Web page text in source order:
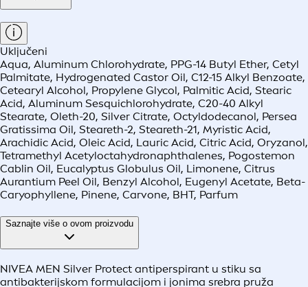
Uključeni
Aqua, Aluminum Chlorohydrate, PPG-14 Butyl Ether, Cetyl
Palmitate, Hydrogenated Castor Oil, C12-15 Alkyl Benzoate,
Cetearyl Alcohol, Propylene Glycol, Palmitic Acid, Stearic
Acid, Aluminum Sesquichlorohydrate, C20-40 Alkyl
Stearate, Oleth-20, Silver Citrate, Octyldodecanol, Persea
Gratissima Oil, Steareth-2, Steareth-21, Myristic Acid,
Arachidic Acid, Oleic Acid, Lauric Acid, Citric Acid, Oryzanol,
Tetramethyl Acetyloctahydronaphthalenes, Pogostemon
Cablin Oil, Eucalyptus Globulus Oil, Limonene, Citrus
Aurantium Peel Oil, Benzyl Alcohol, Eugenyl Acetate, Beta-
Caryophyllene, Pinene, Carvone, BHT, Parfum
Saznajte više o ovom proizvodu
NIVEA MEN Silver Protect antiperspirant u stiku sa
antibakterijskom formulacijom i jonima srebra pruža